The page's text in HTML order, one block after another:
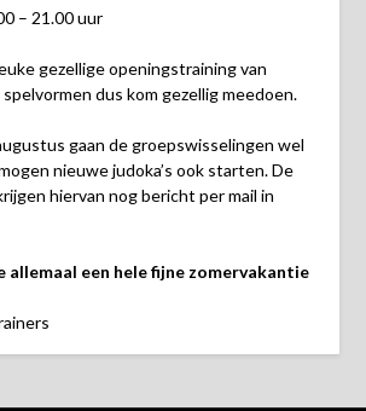
– 21.00 uur
gezellige openingstraining van
dus kom gezellig meedoen.
gaan de groepswisselingen wel
nieuwe judoka’s ook starten. De
hiervan nog bericht per mail in
allemaal een hele fijne zomervakantie